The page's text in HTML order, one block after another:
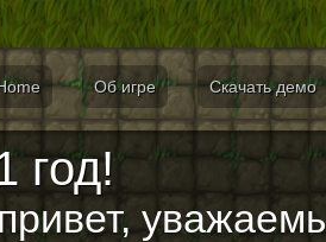
Об игре Скачать демо
год!